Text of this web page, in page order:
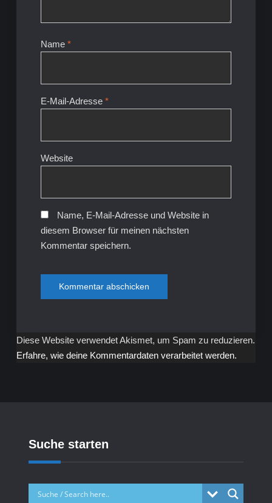
Name *
E-Mail-Adresse *
Website
Name, E-Mail-Adresse und Website in
diesem Browser für meinen nächsten
Kommentar speichern.
Diese Website verwendet Akismet, um Spam zu reduzieren.
Erfahre, wie deine Kommentardaten verarbeitet werden.
Suche starten